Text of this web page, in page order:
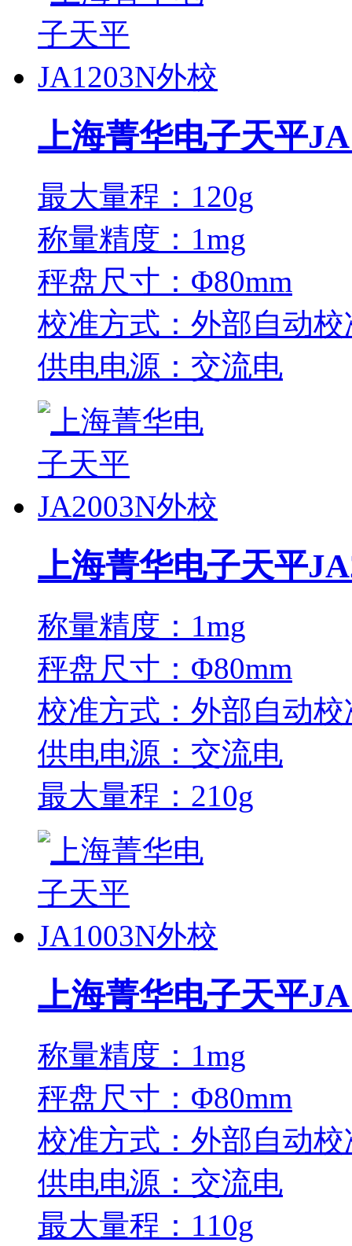
上海菁华电子天平
最大量程：120g
称量精度：1mg
秤盘尺寸：Φ80mm
校准方式：外部自动校
供电电源：交流电
上海菁华电子天平
称量精度：1mg
秤盘尺寸：Φ80mm
校准方式：外部自动校
供电电源：交流电
最大量程：210g
上海菁华电子天平
称量精度：1mg
秤盘尺寸：Φ80mm
校准方式：外部自动校
供电电源：交流电
最大量程：110g